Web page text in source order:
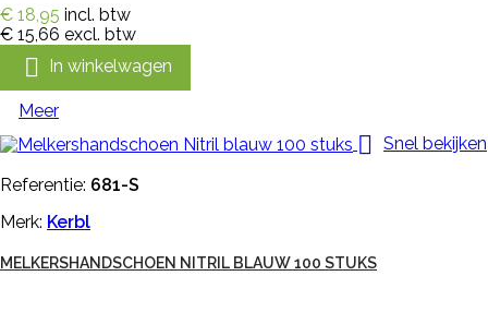
€ 18,95 incl. btw
€ 15,66 excl. btw
 In winkelwagen
Meer
 Snel bekijken
Referentie: 681-S
Merk: Kerbl
MELKERSHANDSCHOEN NITRIL BLAUW 100 STUKS